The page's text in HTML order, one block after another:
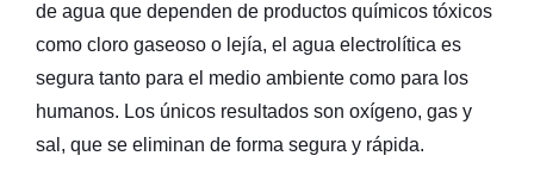
de agua que dependen de productos químicos tóxicos
como cloro gaseoso o lejía, el agua electrolítica es
segura tanto para el medio ambiente como para los
humanos. Los únicos resultados son oxígeno, gas y
sal, que se eliminan de forma segura y rápida.